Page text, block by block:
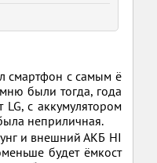
смартфон с самым ё
были тогда, года
с аккумулятором
неприличная.
и внешний АКБ HI
будет ёмкост